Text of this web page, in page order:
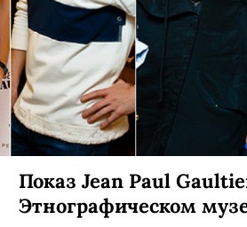
Показ Jean Paul
Этнографическом